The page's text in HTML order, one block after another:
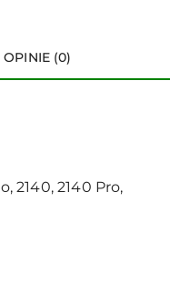
OPINIE (0)
2140, 2140 Pro,